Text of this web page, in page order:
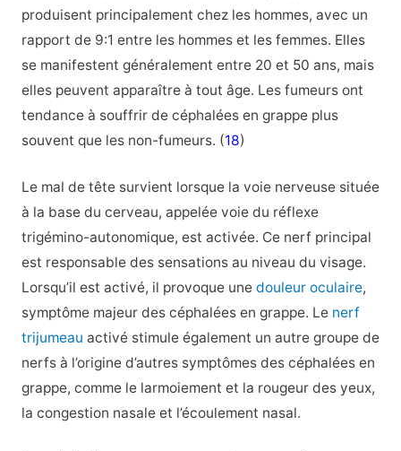
produisent principalement chez les hommes, avec un
rapport de 9:1 entre les hommes et les femmes. Elles
se manifestent généralement entre 20 et 50 ans, mais
elles peuvent apparaître à tout âge. Les fumeurs ont
tendance à souffrir de céphalées en grappe plus
souvent que les non-fumeurs. (18)
Le mal de tête survient lorsque la voie nerveuse située
à la base du cerveau, appelée voie du réflexe
trigémino-autonomique, est activée. Ce nerf principal
est responsable des sensations au niveau du visage.
Lorsqu’il est activé, il provoque une douleur oculaire,
symptôme majeur des céphalées en grappe. Le nerf
trijumeau activé stimule également un autre groupe de
nerfs à l’origine d’autres symptômes des céphalées en
grappe, comme le larmoiement et la rougeur des yeux,
la congestion nasale et l’écoulement nasal.